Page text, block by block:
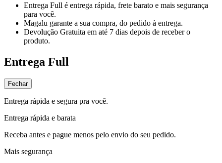
Entrega Full é entrega rápida, frete barato e mais segurança
para você.
Magalu garante a sua compra, do pedido à entrega.
Devolução Gratuita em até 7 dias depois de receber o
produto.
Entrega Full
Fechar
Entrega rápida e segura pra você.
Entrega rápida e barata
Receba antes e pague menos pelo envio do seu pedido.
Mais segurança